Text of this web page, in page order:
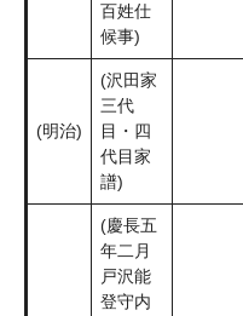
百姓仕
候事)
(明治)
(沢田家
三代
目・四
代目家
譜)
(慶長五
年二月
戸沢能
登守内